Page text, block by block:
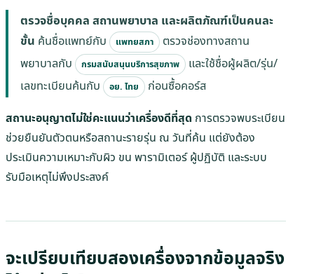
ตรวจชื่อบุคคล สถานพยาบาล และผลิตภัณฑ์เป็นคนละ
ขั้น ค้นชื่อแพทย์กับ แพทยสภา
ตรวจช่องทางสถาน
พยาบาลกับ
กรมสนับสนุนบริการสุขภาพ
และใช้ชื่อผู้ผลิต/รุ่น/
เลขทะเบียนค้นกับ
อย. ไทย ก่อนซื้อคอร์ส
สถานะอนุญาตไม่ใช่คะแนนว่าเครื่องดีที่สุด การตรวจพบระเบียน
ช่วยยืนยันตัวตนหรือสถานะรายรุ่น ณ วันที่ค้น แต่ยังต้อง
ประเมินความเหมาะกับผิว ขน พารามิเตอร์ ผู้ปฏิบัติ และระบบ
รับมือเหตุไม่พึงประสงค์
จะเปรียบเทียบสองเครื่องจากข้อมูลจริง